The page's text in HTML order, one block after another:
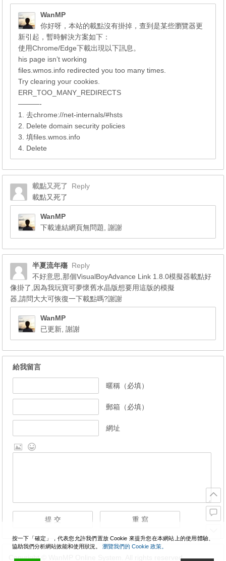
WanMP
你好呀，本站的載點沒有掛掉，查到是某些瀏覽器更
新引起，暫時解決方案如下：
使用Chrome/Edge下載出現以下訊息。
his page isn’t working
files.wmos.info redirected you too many times.
Try clearing your cookies.
ERR_TOO_MANY_REDIRECTS
———-
1. 去chrome://net-internals/#hsts
2. Delete domain security policies
3. 填files.wmos.info
4. Delete
載點又死了
Reply
載點又死了
WanMP
下載連結網頁無問題, 謝謝
半夏流年殤 Reply
不好意思,那個VisualBoyAdvance Link 1.8.0模擬器載點好
像掛了,因為我玩寶可夢懷舊水晶版想要用這版的模擬
器,請問大大可恢復一下載點嗎?謝謝
WanMP
已更新, 謝謝
給我留言
暱稱（必填）
郵箱（必填）
網址
Copyright © WanMP Online System. All rights reserved.
按一下「確定」，代表您允許我們置放 Cookie 來提升您在本網站上的使用體驗、
協助我們分析網站效能和使用狀況。 瀏覽我們的 Cookie 政策。